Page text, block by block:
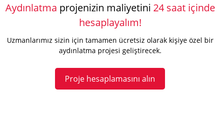
Aydınlatma projenizin maliyetini 24 saat içinde
hesaplayalım!
Uzmanlarımız sizin için tamamen ücretsiz olarak kişiye özel bir
aydınlatma projesi geliştirecek.
Proje hesaplamasını alın